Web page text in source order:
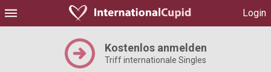
Login
Kostenlos anmelden
Triff internationale Singles